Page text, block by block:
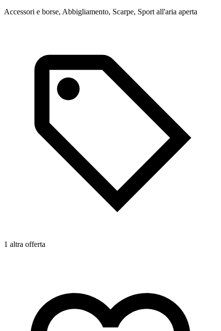
Accessori e borse, Abbigliamento, Scarpe, Sport all'aria aperta
1 altra offerta